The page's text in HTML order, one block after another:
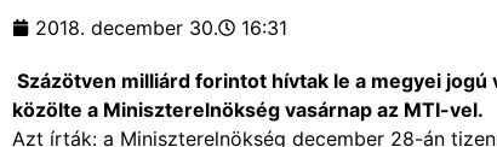
2018. december 30. 16:31
Százötven milliárd forintot hívtak le a megyei
közölte a Miniszterelnökség vasárnap az MTI-vel.
Azt írták: a Miniszterelnökség december 28-án